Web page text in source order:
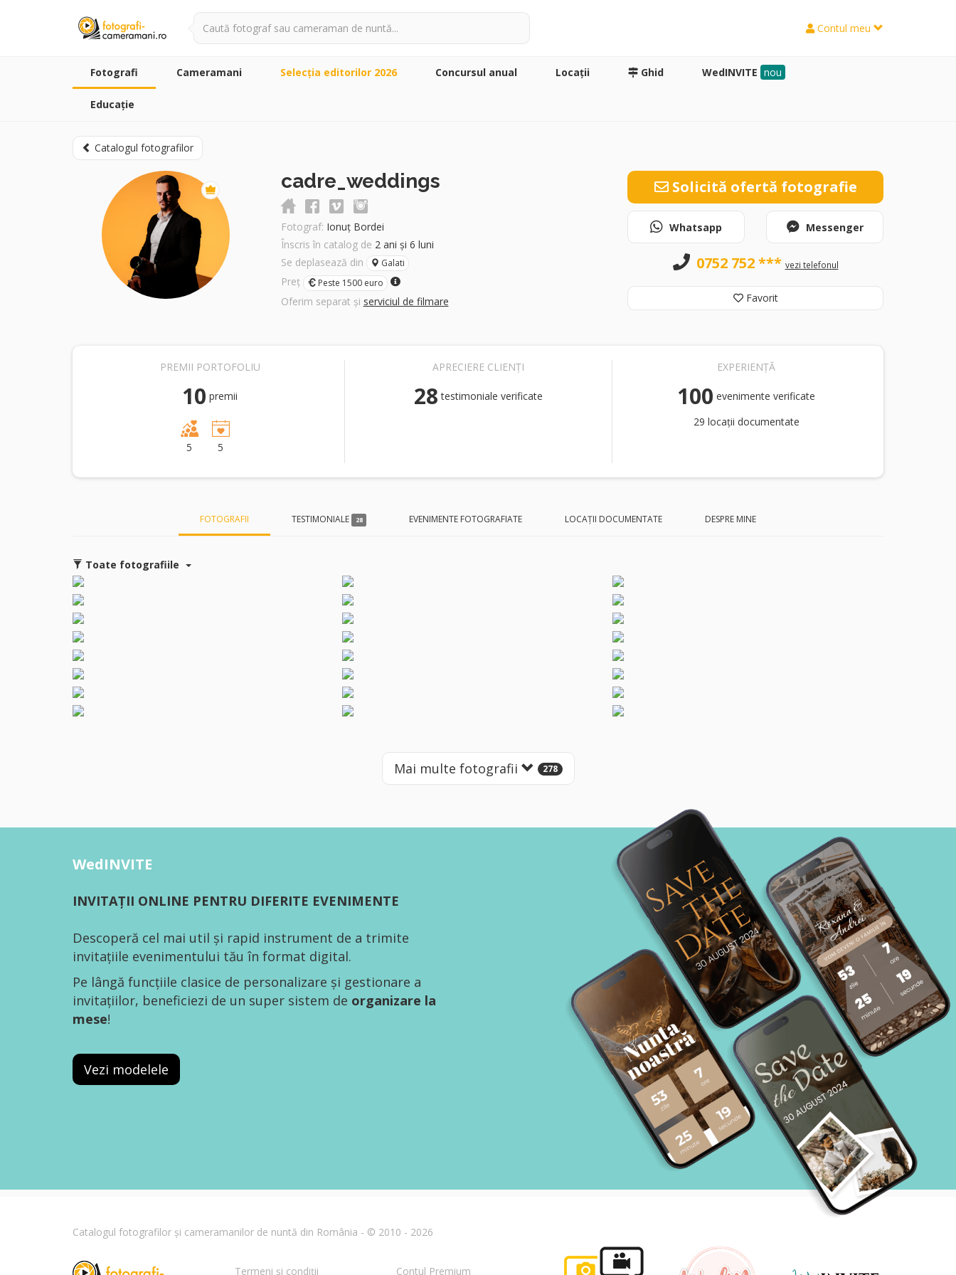
Contul meu
Fotografi Cameramani Selecţia editorilor 2026 Concursul anual Locaţii Ghid WedINVITE nou
Educație
Catalogul fotografilor
cadre_weddings
Fotograf: Ionuț Bordei
Înscris în catalog de 2 ani și 6 luni
Se deplasează din
Galati
Preț Peste 1500 euro
Oferim separat și serviciul de filmare
Solicită ofertă fotografie
Whatsapp Messenger
0752 752 *** vezi telefonul
Favorit
PREMII PORTOFOLIU
10 premii
5 5
APRECIERE CLIENȚI
28 testimoniale verificate
EXPERIENȚĂ
100 evenimente verificate
29 locații documentate
FOTOGRAFII TESTIMONIALE 28 EVENIMENTE FOTOGRAFIATE LOCAȚII DOCUMENTATE DESPRE MINE
Toate fotografiile
Mai multe fotografii 278
WedINVITE
INVITAȚII ONLINE PENTRU DIFERITE EVENIMENTE
Descoperă cel mai util și rapid instrument de a trimite
invitațiile evenimentului tău în format digital.
Pe lângă funcțiile clasice de personalizare și gestionare a
invitațiilor, beneficiezi de un super sistem de organizare la
mese!
Vezi modelele
Catalogul fotografilor și cameramanilor de nuntă din România - © 2010 - 2026
Termeni și condiții Contul Premium